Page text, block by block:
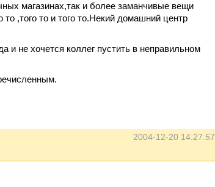
магазинах,так и более заманчивые вещи
то ,того то и того то.Некий домашний центр
и не хочется коллег пустить в неправильном
2004-12-20 14:27:57